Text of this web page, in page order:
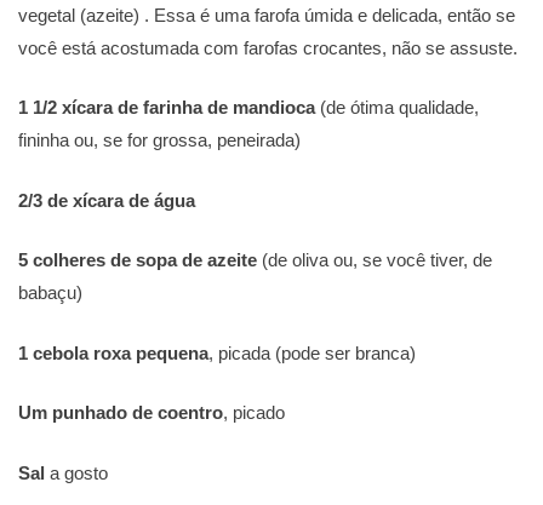
vegetal (azeite) . Essa é uma farofa úmida e delicada, então se
você está acostumada com farofas crocantes, não se assuste.
1 1/2 xícara de farinha de mandioca(de ótima qualidade,
fininha ou, se for grossa, peneirada)
2/3 de xícara de água
5 colheres de sopa de azeite (de oliva ou, se você tiver, de
babaçu)
1 cebola roxa pequena, picada (pode ser branca)
Um punhado de coentro, picado
Sal a gosto